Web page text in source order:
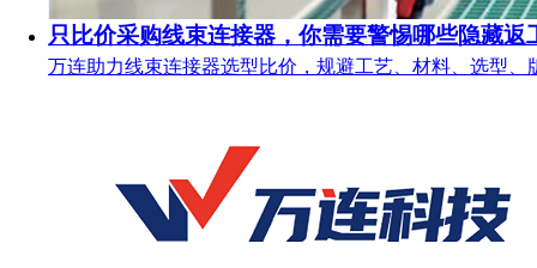
只比价采购线束连接器，你需要警惕哪些隐藏返
万连助力线束连接器选型比价，规避工艺、材料、选型、